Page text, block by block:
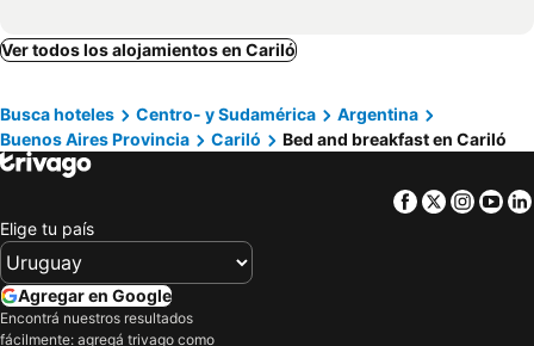
Ver todos los alojamientos en Cariló
Busca hoteles Centro- y Sudamérica
Argentina
Buenos Aires Provincia
Cariló Bed and breakfast en Cariló
Facebook
Twitter
Elige tu país
Agregar en Google
Encontrá nuestros resultados
fácilmente: agregá trivago como